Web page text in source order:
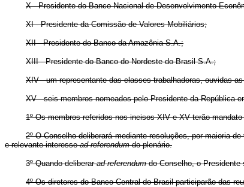
X - Presidente do Banco Nacional de Desenvolvimento
XI - Presidente da Comissão de Valores Mobiliários;
XII - Presidente do Banco da Amazônia S.A.;
XIII - Presidente do Banco do Nordeste do Brasil S.A.;
XIV - um representante das classes trabalhadoras, ouvidas
XV - seis membros nomeados pelo Presidente da República
1º Os membros referidos nos incisos XIV e XV terão
2º O Conselho deliberará mediante resoluções, por maioria
e relevante interessead referendumdo plenário.
3º Quando deliberarad referendumdo Conselho, o
4º Os diretores do Banco Central do Brasil participarão das